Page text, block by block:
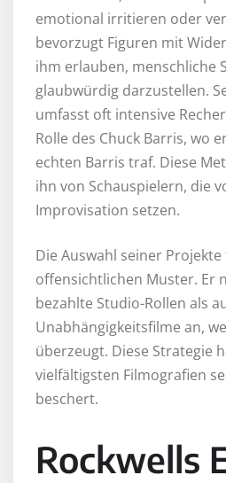
emotional irritieren oder
bevorzugt Figuren mit
ihm erlauben, menschliche
glaubwürdig darzustellen.
umfasst oft intensive
Rolle des Chuck Barris, wo
echten Barris traf. Diese
ihn von Schauspielern, die
Improvisation setzen.
Die Auswahl seiner
offensichtlichen Muster. Er
bezahlte Studio-Rollen als
Unabhängigkeitsfilme an,
überzeugt. Diese Strategie
vielfältigsten Filmografien
beschert.
Rockwells